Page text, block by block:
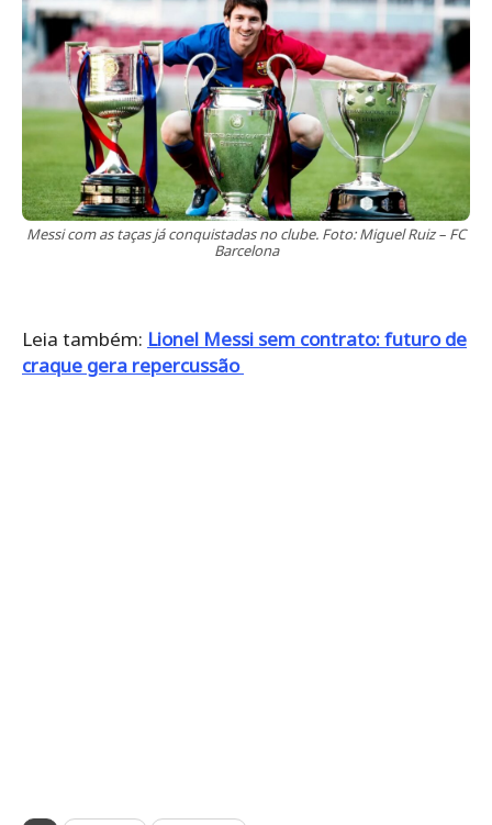
Messi com as taças já conquistadas no clube. Foto: Miguel Ruiz – FC
Barcelona
Leia também: Lionel Messi sem contrato: futuro de
craque gera repercussão